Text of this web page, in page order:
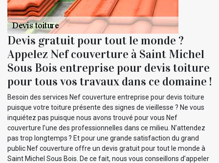
Devis gratuit pour tout le monde ?
Appelez Nef couverture à Saint Michel
Sous Bois entreprise pour devis toiture
pour tous vos travaux dans ce domaine !
Besoin des services Nef couverture entreprise pour devis toiture
puisque votre toiture présente des signes de vieillesse ? Ne vous
inquiétez pas puisque nous avons trouvé pour vous Nef
couverture l’une des professionnelles dans ce milieu. N’attendez
pas trop longtemps ? Et pour une grande satisfaction du grand
public Nef couverture offre un devis gratuit pour tout le monde à
Saint Michel Sous Bois. De ce fait, nous vous conseillons d’appeler